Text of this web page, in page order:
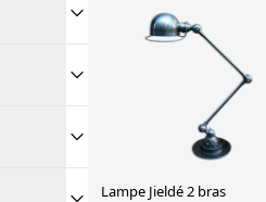
Lampe Jieldé 2 bras